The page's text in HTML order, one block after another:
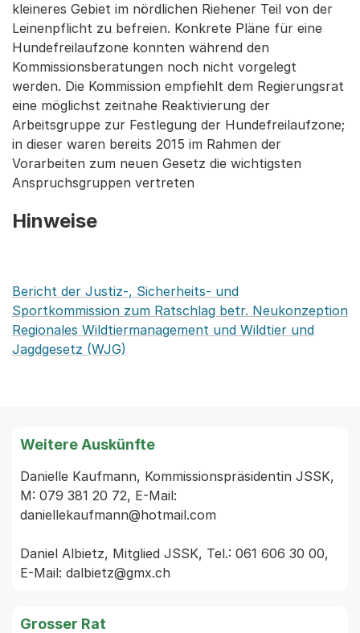
kleineres Gebiet im nördlichen Riehener Teil von der
Leinenpflicht zu befreien. Konkrete Pläne für eine
Hundefreilaufzone konnten während den
Kommissionsberatungen noch nicht vorgelegt
werden. Die Kommission empfiehlt dem Regierungsrat
eine möglichst zeitnahe Reaktivierung der
Arbeitsgruppe zur Festlegung der Hundefreilaufzone;
in dieser waren bereits 2015 im Rahmen der
Vorarbeiten zum neuen Gesetz die wichtigsten
Anspruchsgruppen vertreten
Hinweise
Bericht der Justiz-, Sicherheits- und
Sportkommission zum Ratschlag betr. Neukonzeption
Regionales Wildtiermanagement und Wildtier und
Jagdgesetz (WJG)
Weitere Auskünfte
Danielle Kaufmann, Kommissionspräsidentin JSSK,
M: 079 381 20 72, E-Mail:
daniellekaufmann@hotmail.com
Daniel Albietz, Mitglied JSSK, Tel.: 061 606 30 00,
Grosser Rat